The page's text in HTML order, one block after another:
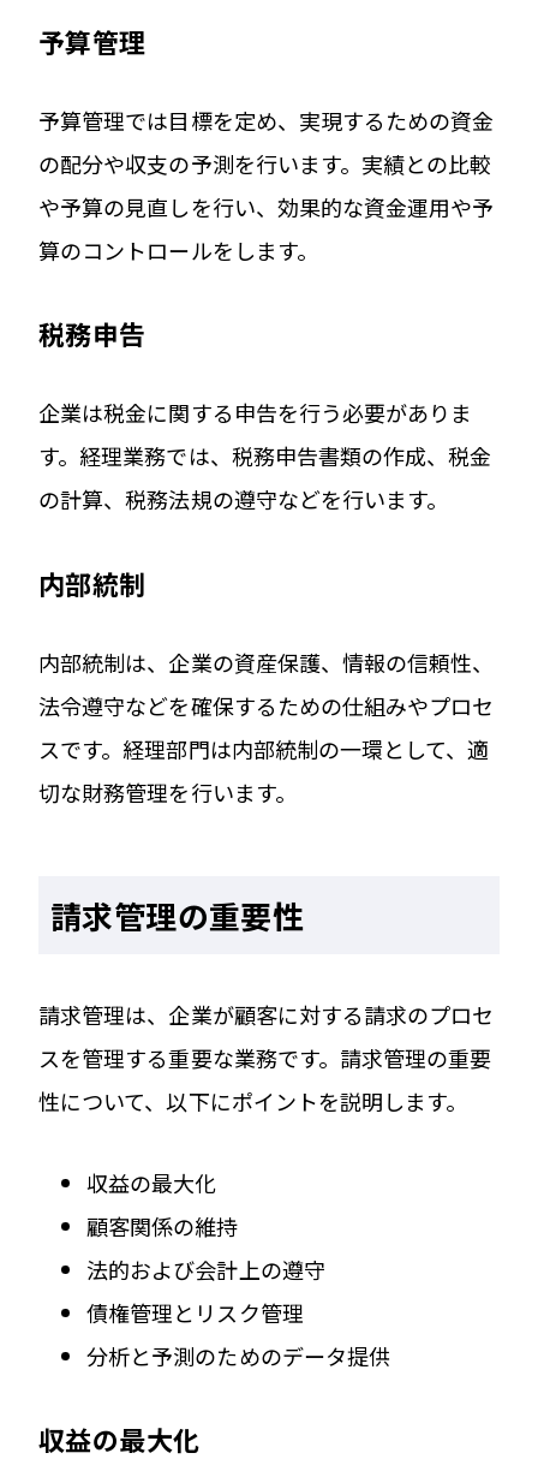
予算管理
予算管理では目標を定め、実現するための資金
の配分や収支の予測を行います。実績との比較
や予算の見直しを行い、効果的な資金運用や予
算のコントロールをします。
税務申告
企業は税金に関する申告を行う必要がありま
す。経理業務では、税務申告書類の作成、税金
の計算、税務法規の遵守などを行います。
内部統制
内部統制は、企業の資産保護、情報の信頼性、
法令遵守などを確保するための仕組みやプロセ
スです。経理部門は内部統制の一環として、適
切な財務管理を行います。
請求管理の重要性
請求管理は、企業が顧客に対する請求のプロセ
スを管理する重要な業務です。請求管理の重要
性について、以下にポイントを説明します。
収益の最大化
顧客関係の維持
法的および会計上の遵守
債権管理とリスク管理
分析と予測のためのデータ提供
収益の最大化